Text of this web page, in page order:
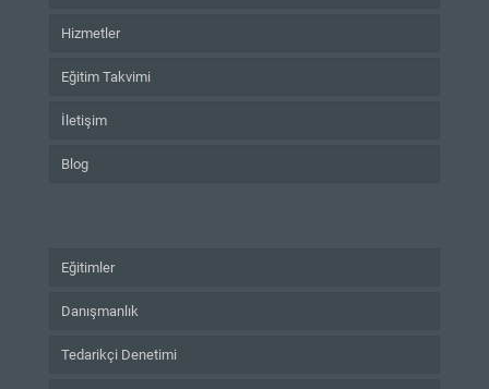
Hizmetler
Eğitim Takvimi
İletişim
Blog
Eğitimler
Danışmanlık
Tedarikçi Denetimi